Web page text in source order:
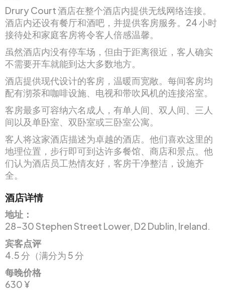
Drury Court 酒店在整个酒店内提供无线网络连接。
酒店内还设有餐厅和酒吧，并提供客房服务。24 小时
接待处和家庭客房将令客人倍感温馨。
虽然酒店内没有停车场，但由于距离很近，客人确实
不需要开车就能到达大多数地方。
酒店提供现代设计的客房，温暖而宽敞。每间客房均
配有沏茶和咖啡设施、电视和带吹风机的连接浴室。
客房最多可容纳六名成人，有单人间、双人间、三人
间以及单卧室、双卧室或三卧室公寓。
客人将这家酒店描述为卓越的酒店。他们喜欢这里的
地理位置，步行即可到达许多餐馆、商店和景点。他
们认为酒店员工热情友好，客房干净整洁，设施齐
全。
酒店详情
地址：
28-30 Stephen Street Lower, D2 Dublin, Ireland.
宾客点评
4.5 分（满分为 5 分
每晚价格
630 ¥